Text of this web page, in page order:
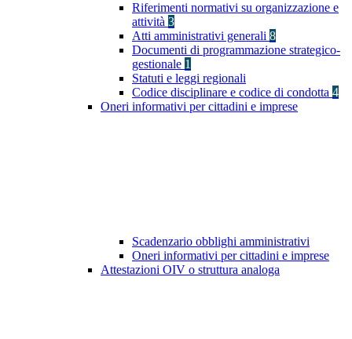
Riferimenti normativi su organizzazione e
attività 3
Atti amministrativi generali 8
Documenti di programmazione strategico-
gestionale 1
Statuti e leggi regionali
Codice disciplinare e codice di condotta 4
Oneri informativi per cittadini e imprese
Scadenzario obblighi amministrativi
Oneri informativi per cittadini e imprese
Attestazioni OIV o struttura analoga